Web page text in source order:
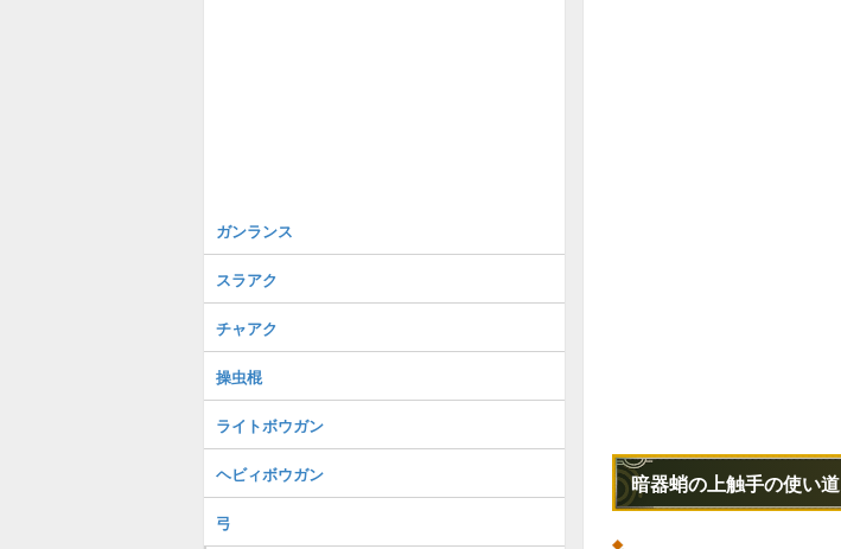
暗器蛸の上触手の使い道
ガンランス
スラアク
チャアク
操虫棍
ライトボウガン
ヘビィボウガン
弓